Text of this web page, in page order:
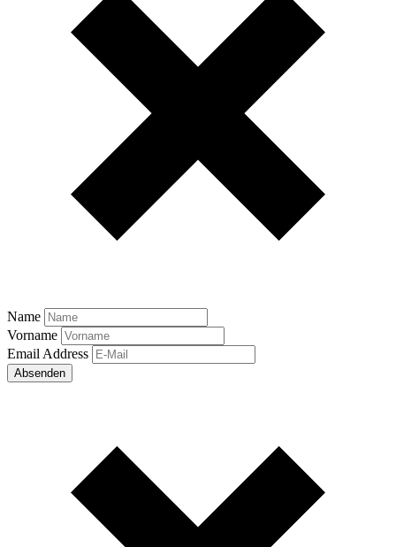
Name
Vorname
Email Address